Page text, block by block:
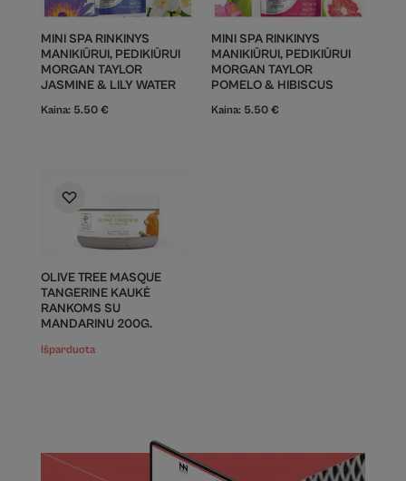
MINI SPA RINKINYS
MANIKIŪRUI, PEDIKIŪRUI
MORGAN TAYLOR
JASMINE & LILY WATER
Kaina: 5.50 €
MINI SPA RINKINYS
MANIKIŪRUI, PEDIKIŪRUI
MORGAN TAYLOR
POMELO & HIBISCUS
Kaina: 5.50 €
OLIVE TREE MASQUE
TANGERINE KAUKĖ
RANKOMS SU
MANDARINU 200G.
Išparduota